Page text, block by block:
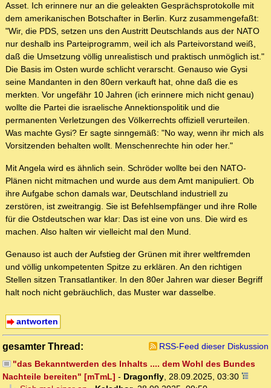
Asset. Ich erinnere nur an die geleakten Gesprächsprotokolle mit
dem amerikanischen Botschafter in Berlin. Kurz zusammengefaßt:
"Wir, die PDS, setzen uns den Austritt Deutschlands aus der NATO
nur deshalb ins Parteiprogramm, weil ich als Parteivorstand weiß,
daß die Umsetzung völlig unrealistisch und praktisch unmöglich ist."
Die Basis im Osten wurde schlicht verarscht. Genauso wie Gysi
seine Mandanten in den 80ern verkauft hat, ohne daß die es
merkten. Vor ungefähr 10 Jahren (ich erinnere mich nicht genau)
wollte die Partei die israelische Annektionspolitik und die
permanenten Verletzungen des Völkerrechts offiziell verurteilen.
Was machte Gysi? Er sagte sinngemäß: "No way, wenn ihr mich als
Vorsitzenden behalten wollt. Menschenrechte hin oder her."
Mit Angela wird es ähnlich sein. Schröder wollte bei den NATO-
Plänen nicht mitmachen und wurde aus dem Amt manipuliert. Ob
ihre Aufgabe schon damals war, Deutschland industriell zu
zerstören, ist zweitrangig. Sie ist Befehlsempfänger und ihre Rolle
für die Ostdeutschen war klar: Das ist eine von uns. Die wird es
machen. Also halten wir vielleicht mal den Mund.
Genauso ist auch der Aufstieg der Grünen mit ihrer weltfremden
und völlig unkompetenten Spitze zu erklären. An den richtigen
Stellen sitzen Transatlantiker. In den 80er Jahren war dieser Begriff
halt noch nicht gebräuchlich, das Muster war dasselbe.
antworten
gesamter Thread:
RSS-Feed dieser Diskussion
"das Bekanntwerden des Inhalts .... dem Wohl des Bundes
Nachteile bereiten" [mTmL] - Dragonfly, 28.09.2025, 03:30